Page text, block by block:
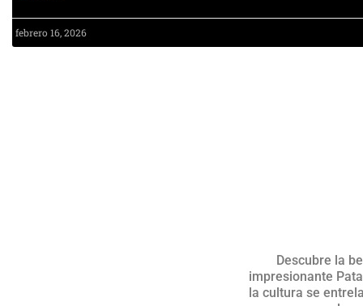
febrero 16, 2026
Descubre la
impresionante
la cultura se